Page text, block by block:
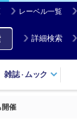
レーベル一覧
詳細検索
雑誌・ ムック
開催